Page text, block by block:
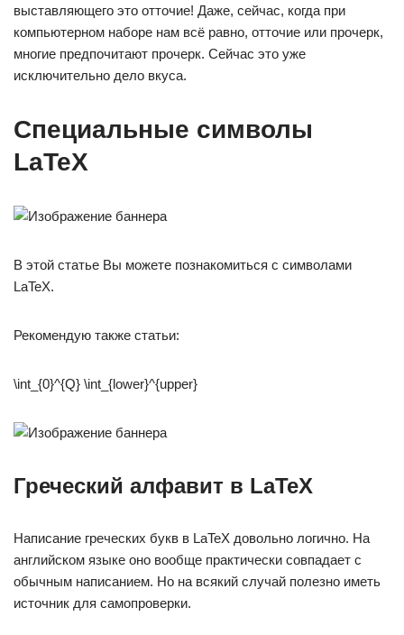
выставляющего это отточие! Даже, сейчас, когда при
компьютерном наборе нам всё равно, отточие или прочерк,
многие предпочитают прочерк. Сейчас это уже
исключительно дело вкуса.
Специальные символы
LaTeX
В этой статье Вы можете познакомиться с символами
LaTeX.
Рекомендую также статьи:
\int_{0}^{Q} \int_{lower}^{upper}
Греческий алфавит в LaTeX
Написание греческих букв в LaTeX довольно логично. На
английском языке оно вообще практически совпадает с
обычным написанием. Но на всякий случай полезно иметь
источник для самопроверки.